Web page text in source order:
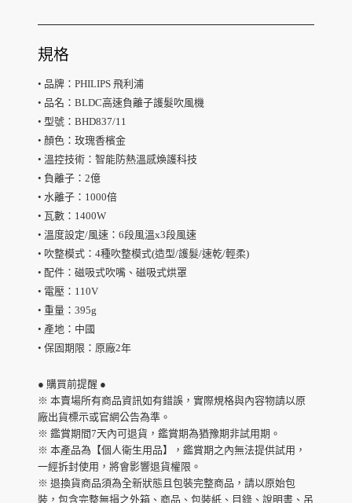
規格
• 品牌：PHILIPS 飛利浦
• 品名：BLDC高速負離子護髮吹風機
• 型號：BHD837/11
• 顏色：玫瑰香檳金
• 溫控技術：智能防熱溫感煥護科技
• 負離子：2億
• 水離子：1000倍
• 瓦數：1400W
• 溫度設定/風速：6段風溫x3段風速
• 吹整模式：4種吹整模式(造型/護髮/速乾/輕柔)
• 配件：磁吸式吹嘴、磁吸式烘罩
• 電壓：110V
• 重量：395g
• 產地：中國
• 保固期限：原廠2年
● 購買前提醒 ●
※ 本賣場所有商品資訊如有錯誤，實際規格與內容物請以原
廠出貨標示或官網公告為準 。
※ 鑑賞期間7天內可退貨，鑑賞期為猶豫期非試用期 。
※ 本產品為【個人衛生用品】，鑑賞期之內無法提供試用，
一經拆封使用，將會影響退貨權限。
※ 退換貨商品須為全新狀態且包裝完整商品，請以原始包
裝，包含完整無損之外箱、商品、包裝紙、目錄、說明書、吊